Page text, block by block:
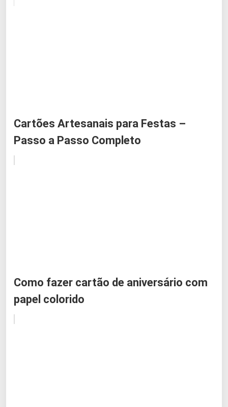
Cartões Artesanais para Festas –
Passo a Passo Completo
Como fazer cartão de aniversário com
papel colorido